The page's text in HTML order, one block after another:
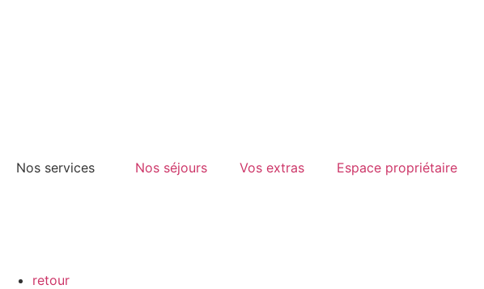
Nos services Nos séjours Vos extras Espace propriétaire
retour